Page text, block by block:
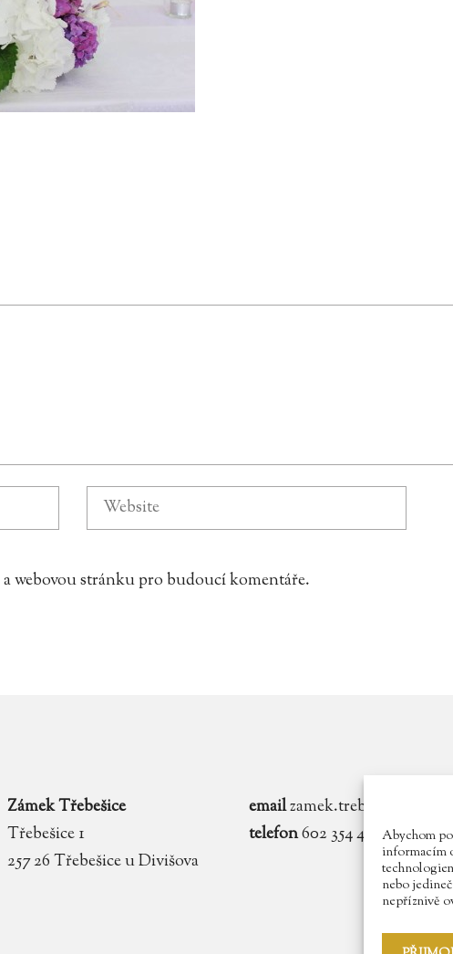
Abychom
informacím
nebo
nepříznivě
webovou stránku pro budoucí komentáře.
Zámek Třebešice
Třebešice 1
257 26 Třebešice u Divišova
email
telefon602 354 467